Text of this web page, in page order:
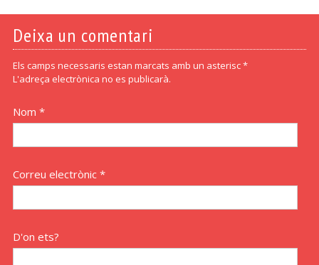
Deixa un comentari
Els camps necessaris estan marcats amb un asterisc *
L'adreça electrònica no es publicarà.
Nom *
Correu electrònic *
D'on ets?